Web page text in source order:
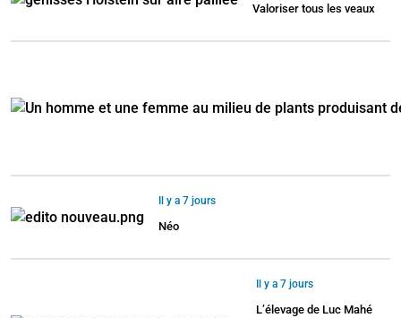
Valoriser tous les veaux
Il y a 7 jours
Néo
Il y a 7 jours
L’élevage de Luc Mahé